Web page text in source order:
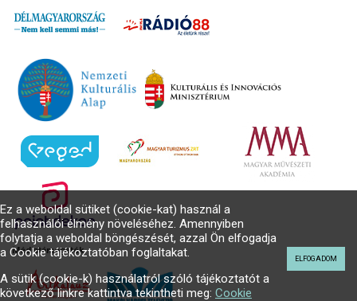
Médiatámogatók
Ez a weboldal sütiket (cookie-kat) használ a
felhasználói élmény növeléséhez. Amennyiben
folytatja a weboldal böngészését, azzal Ön elfogadja
a Cookie tájékoztatóban foglaltakat.
A sütik (cookie-k) használatról szóló tájékoztatót a
következő linkre kattintva tekintheti meg: Cookie
ELFOGADOM